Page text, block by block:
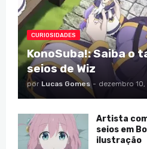
CURIOSIDADES
KonoSuba!: Saiba o
seios de Wiz
por Lucas Gomes - dezembro 10,
Artista
seios em
ilustração